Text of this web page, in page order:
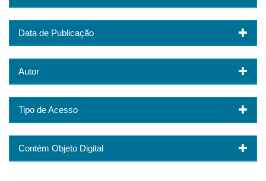
Data de Publicação
Autor
Tipo de Acesso
Contém Objeto Digital